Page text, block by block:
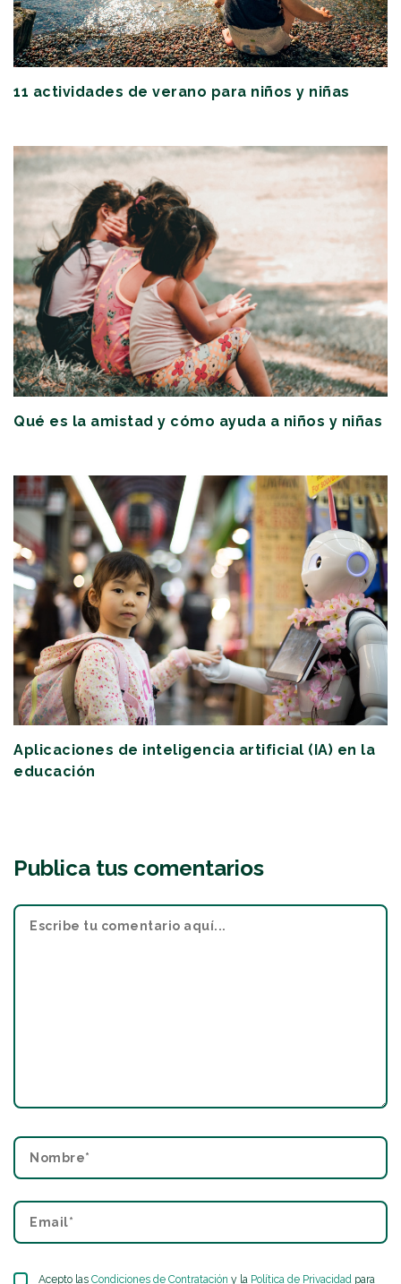
11 actividades de verano para niños y niñas
Qué es la amistad y cómo ayuda a niños y niñas
Aplicaciones de inteligencia artificial (IA) en la
educación
Publica tus comentarios
Acepto las Condiciones de Contratación y la Política de Privacidad para